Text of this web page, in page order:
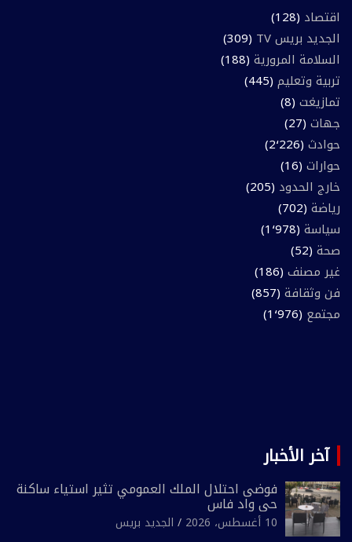
اقتصاد (128)
الجديد بريس TV
(309)
السلامة المرورية (188)
تربية وتعليم (445)
تمازيغت (8)
جهات (27)
حوادث (2٬226)
حوارات (16)
خارج الحدود (205)
رياضة (702)
سياسة (1٬978)
صحة (52)
غير مصنف (186)
فن وثقافة (857)
مجتمع (1٬976)
آخر الأخبار
فوضى احتلال الملك العمومي تثير استياء ساكنة
حي واد فاس
10 أغسطس، 2026 الجديد بريس